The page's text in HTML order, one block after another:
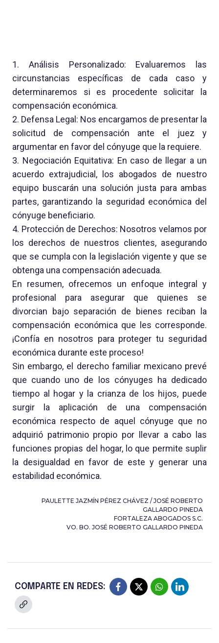
1. Análisis Personalizado: Evaluaremos las
circunstancias específicas de cada caso y
determinaremos si es procedente solicitar la
compensación económica.
2. Defensa Legal: Nos encargamos de presentar la
solicitud de compensación ante el juez y
argumentar en favor del cónyuge que la requiere.
3. Negociación Equitativa: En caso de llegar a un
acuerdo extrajudicial, los abogados de nuestro
equipo buscarán una solución justa para ambas
partes, garantizando la seguridad económica del
cónyuge beneficiario.
4. Protección de Derechos: Nosotros velamos por
los derechos de nuestros clientes, asegurando
que se cumpla con la legislación vigente y que se
obtenga una compensación adecuada.
En resumen, ofrecemos un enfoque integral y
profesional para asegurar que quienes se
divorcian bajo separación de bienes reciban la
compensación económica que les corresponde.
¡Confía en nosotros para proteger tu seguridad
económica durante este proceso!
Sin embargo, el derecho familiar mexicano prevé
que cuando uno de los cónyuges ha dedicado
tiempo al hogar y la crianza de los hijos, puede
surgir la aplicación de una compensación
económica respecto de aquel cónyuge que no
adquirió patrimonio propio por llevar a cabo las
funciones propias del hogar, lo que permite suplir
la desigualdad en favor de este y generar una
estabilidad económica.
PAULETTE JAZMÍN PÉREZ CHÁVEZ / JOSÉ ROBERTO
GALLARDO PINEDA
FORTALEZA ABOGADOS S.C.
VO. BO. JOSÉ ROBERTO GALLARDO PINEDA
COMPARTE EN REDES: